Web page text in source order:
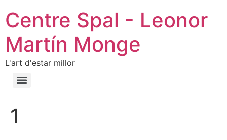
Centre Spal - Leonor
Martín Monge
L'art d'estar millor
1